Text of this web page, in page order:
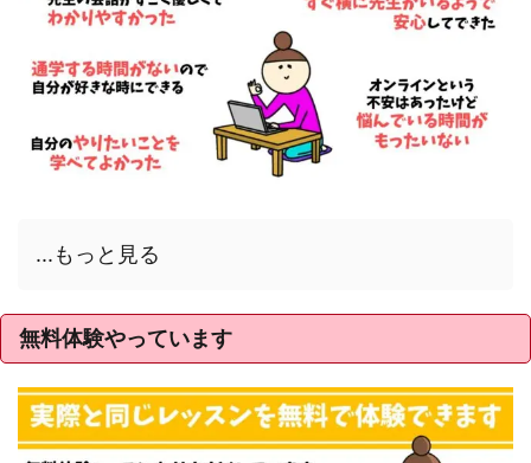
...もっと見る
無料体験やっています